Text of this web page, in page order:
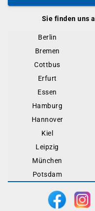
Sie finden uns
Berlin
Bremen
Cottbus
Erfurt
Essen
Hamburg
Hannover
Kiel
Leipzig
München
Potsdam